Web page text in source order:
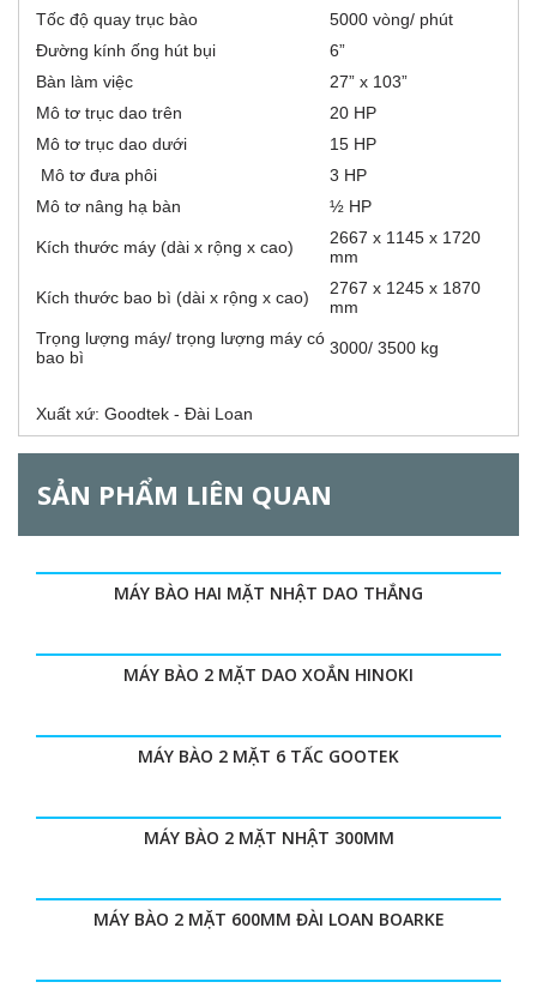
a
G
Tốc độ quay trục bào
5000 vòng/ phút
Đường kính ống hút bụi
6”
Bàn làm việc
27” x 103”
Mô tơ trục dao trên
20 HP
Mô tơ trục dao dưới
15 HP
Mô tơ đưa phôi
3 HP
Mô tơ nâng hạ bàn
½ HP
Kích thước máy (dài x rộng x cao)
2667 x 1145 x 1720
mm
Kích thước bao bì (dài x rộng x cao)
2767 x 1245 x 1870
mm
Trọng lượng máy/ trọng lượng máy có
bao bì
3000/ 3500 kg
Xuất xứ: Goodtek - Đài Loan
SẢN PHẨM LIÊN QUAN
MÁY BÀO HAI MẶT NHẬT DAO THẲNG
MÁY BÀO 2 MẶT DAO XOẮN HINOKI
MÁY BÀO 2 MẶT 6 TẤC GOOTEK
MÁY BÀO 2 MẶT NHẬT 300MM
MÁY BÀO 2 MẶT 600MM ĐÀI LOAN BOARKE